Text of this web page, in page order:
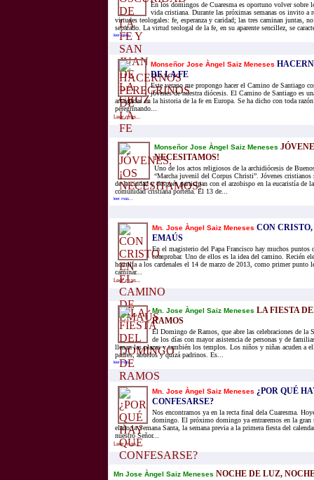
En los domingos de Cuaresma es oportuno volver sobre
vida cristiana. Durante las próximas semanas os invito a
virtudes teologales: fe, esperanza y caridad; las tres caminan juntas,
separado. La virtud teologal de la fe, en su aparente sencillez, se
leer mas...
Monseñor Jose Àngel Saiz Meneses
DE LA FE
Este verano me propongo hacer el Camino de Santiago
jóvenes de nuestra diócesis. El Camino de Santiago es
arraigadas en la historia de la fe en Europa. Se ha dicho con toda
peregrinando...
Leer mas...
Monseñor Jose Àngel Saiz Meneses
NECESITAMOS!
Uno de los actos religiosos de la archidiócesis de
“Marcha juvenil del Corpus Christi”. Jóvenes cristianos
de la ciudad y después participan con el arzobispo en la eucaristía de
comunidad cristiana porteña. El 13 de...
leer mas...
Mn. Jose Àngel Saiz Meneses CON
EMAÚS
En el magisterio del Papa Francisco hay muchos puntos
comprobar. Uno de ellos es la idea del camino. Recién
homilía a los cardenales el 14 de marzo de 2013, como primer punto
caminar...
Leer mas...
Mn. Jose Àngel Saiz Meneses LA FIESTA
RAMOS
El Domingo de Ramos, que abre las celebraciones de la
de los días con mayor asistencia de personas y de
llenan las plazas y también los templos. Los niños y niñas acuden a
padres, abuelos y quizá padrinos. Es...
leer mas...
Mn. Jose Àngel Saiz Meneses ¿POR QUÉ
CONFESARSE?
Nos encontramos ya en la recta final dela Cuaresma.
domingo. El próximo domingo ya entraremos en la gran
elaño,la Semana Santa, la semana previa a la primera fiesta del
nuestro Señor...
Leer mas...
Mn Jose Àngel Saiz Meneses NOCHE DE LUZ,